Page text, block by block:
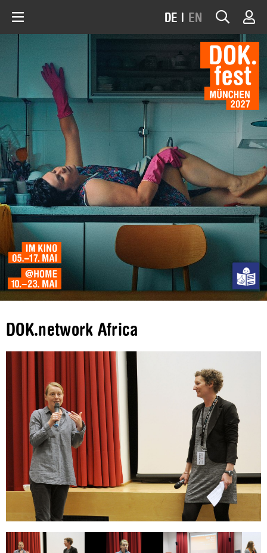
DE | EN
DOK.network Africa